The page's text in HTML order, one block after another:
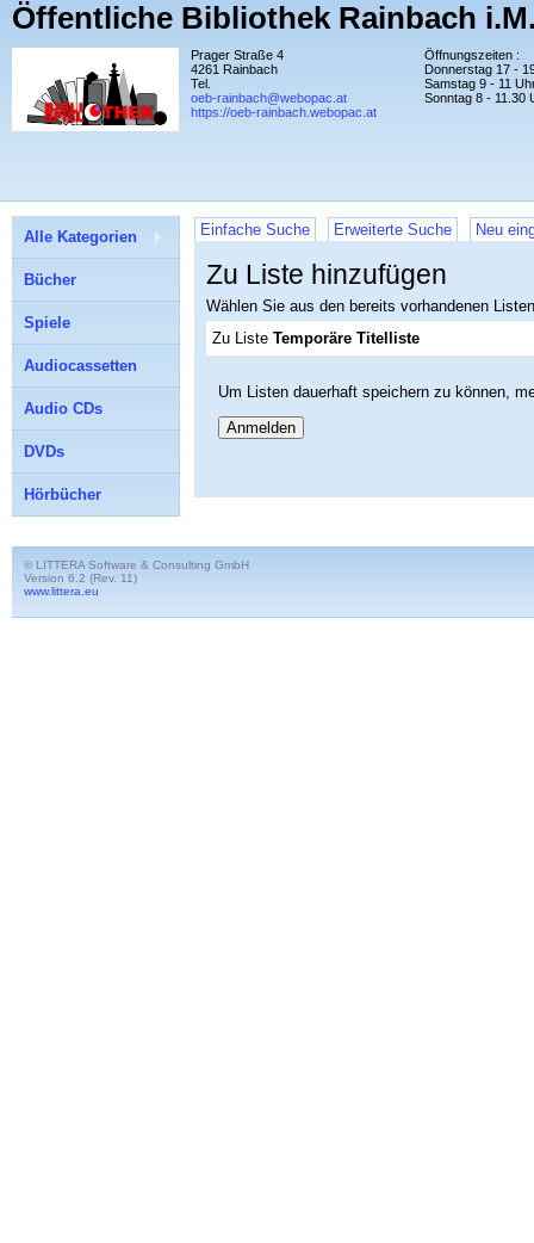
Öffentliche Bibliothek Rainbach
Prager Straße 4
4261 Rainbach
Tel.
oeb-rainbach@webopac.at
https://oeb-rainbach.webopac.at
Öffnungszeiten :
Donnerstag 17 -
Samstag 9 - 11
Sonntag 8 - 11.30
Einfache Suche Erweiterte Suche Neu
Zu Liste hinzufügen
Wählen Sie aus den bereits vorhandenen
Zu Liste Temporäre Titelliste
Um Listen dauerhaft speichern zu können,
Anmelden
Alle Kategorien
Bücher
Spiele
Audiocassetten
Audio CDs
DVDs
Hörbücher
© LITTERA Software & Consulting GmbH
Version 6.2 (Rev. 11)
www.littera.eu